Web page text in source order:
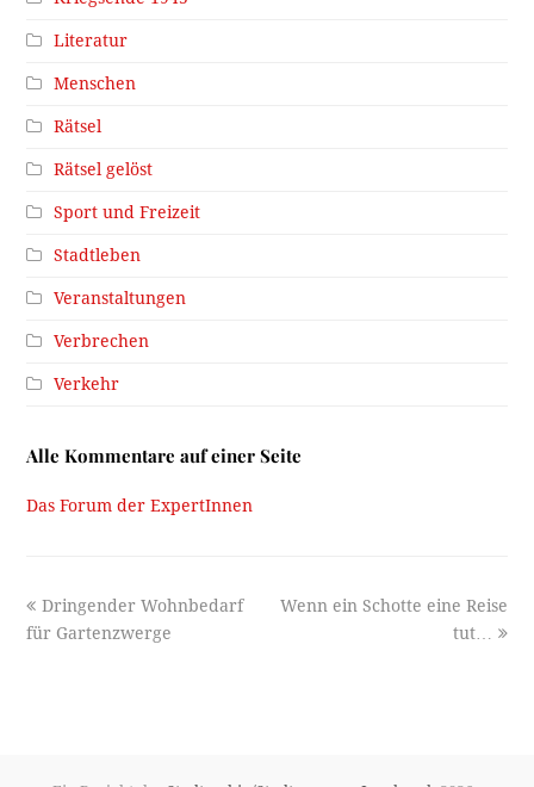
Literatur
Menschen
Rätsel
Rätsel gelöst
Sport und Freizeit
Stadtleben
Veranstaltungen
Verbrechen
Verkehr
Alle Kommentare auf einer Seite
Das Forum der ExpertInnen
previous
post:
Dringender Wohnbedarf
für Gartenzwerge
next
Wenn ein Schotte eine Reise
tut…